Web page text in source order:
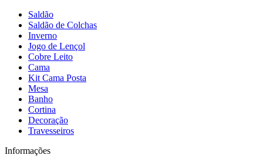
Saldão
Saldão de Colchas
Inverno
Jogo de Lençol
Cobre Leito
Cama
Kit Cama Posta
Mesa
Banho
Cortina
Decoração
Travesseiros
Informações